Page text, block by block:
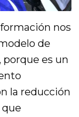
nos
de
porque es un
la reducción
que